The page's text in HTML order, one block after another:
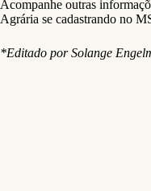
Acompanhe outras
Agrária se cadastrando no
*Editado por Solange